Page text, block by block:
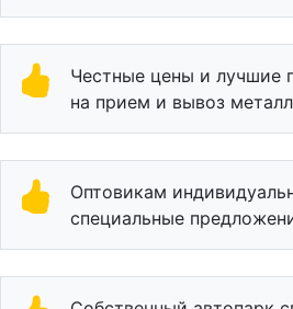
Честные цены и лучшие
на прием и вывоз
Оптовикам
специальные